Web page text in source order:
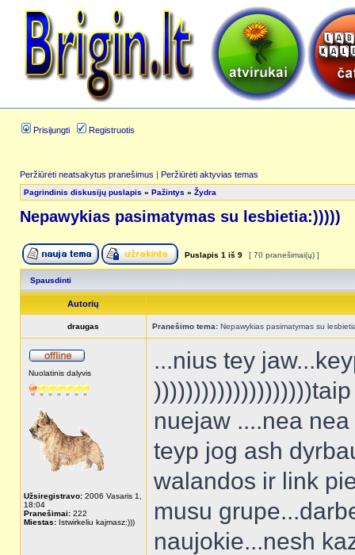
Prisijungti Registruotis
Peržiūrėti neatsakytus pranešimus | Peržiūrėti aktyvias temas
Pagrindinis diskusijų puslapis » Pažintys » Žydra
Nepawykias pasimatymas su lesbietia:)))))
Puslapis 1 iš 9 [ 70 pranešimai(ų) ]
Spausdinti
Autorių
draugas Pranešimo tema: Nepawykias pasimatymas su
Nuolatinis dalyvis
Užsiregistravo: 2006 Vasaris 1,
18:04
Pranešimai: 222
Miestas: Istwirkeliu kajmasz:)))
...nius tey
nuejaw ....nea
teyp jog ash
walandos ir link
musu
naujokie...nesh